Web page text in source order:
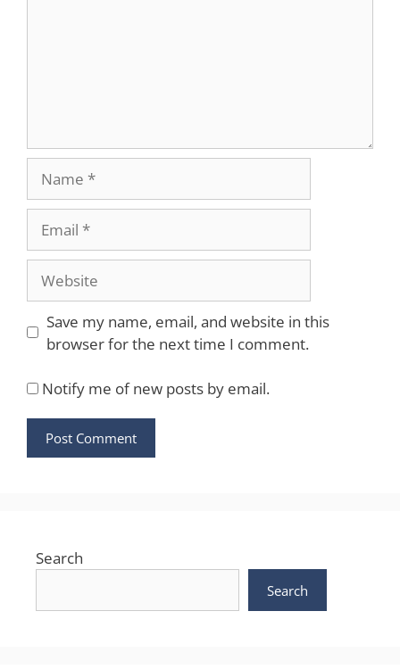
Website
Save my name, email, and website in this
browser for the next time I comment.
Notify me of new posts by email.
Search
Search